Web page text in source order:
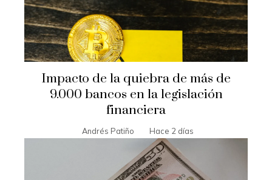
Impacto de la quiebra de más de
9.000 bancos en la legislación
financiera
Andrés Patiño Hace 2 días